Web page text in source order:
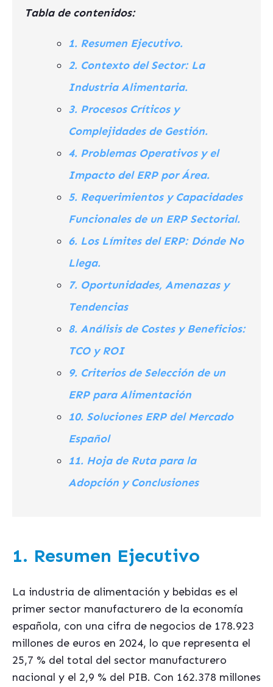
Tabla de contenidos:
1. Resumen Ejecutivo.
2. Contexto del Sector: La
Industria Alimentaria.
3. Procesos Críticos y
Complejidades de Gestión.
4. Problemas Operativos y el
Impacto del ERP por Área.
5. Requerimientos y Capacidades
Funcionales de un ERP Sectorial.
6. Los Límites del ERP: Dónde No
Llega.
7. Oportunidades, Amenazas y
Tendencias
8. Análisis de Costes y Beneficios:
TCO y ROI
9. Criterios de Selección de un
ERP para Alimentación
10. Soluciones ERP del Mercado
Español
11. Hoja de Ruta para la
Adopción y Conclusiones
1. Resumen Ejecutivo
La industria de alimentación y bebidas es el
primer sector manufacturero de la economía
española, con una cifra de negocios de 178.923
millones de euros en 2024, lo que representa el
25,7 % del total del sector manufacturero
nacional y el 2,9 % del PIB. Con 162.378 millones